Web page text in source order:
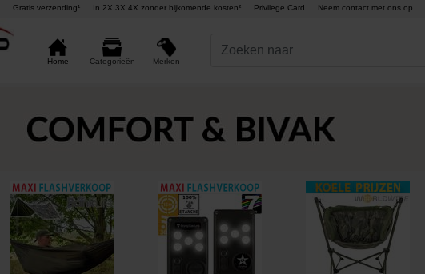
Gratis verzending¹ In 2X 3X 4X zonder bijkomende kosten² Privilege Card Neem contact met ons op
Home Categorieën Merken